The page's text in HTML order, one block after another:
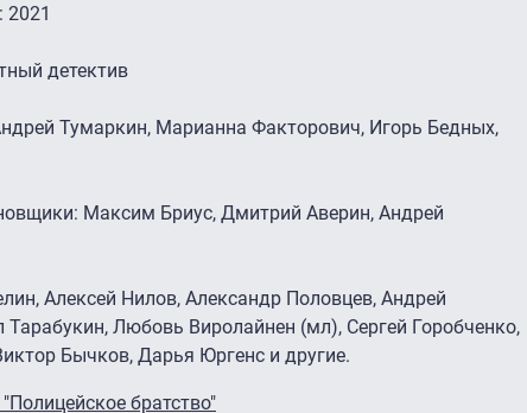
2021
детектив
Тумаркин, Марианна Факторович, Игорь Бедных,
Максим Бриус, Дмитрий Аверин, Андрей
Алексей Нилов, Александр Половцев, Андрей
Любовь Виролайнен (мл), Сергей Горобченко,
Бычков, Дарья Юргенс и другие.
братство"